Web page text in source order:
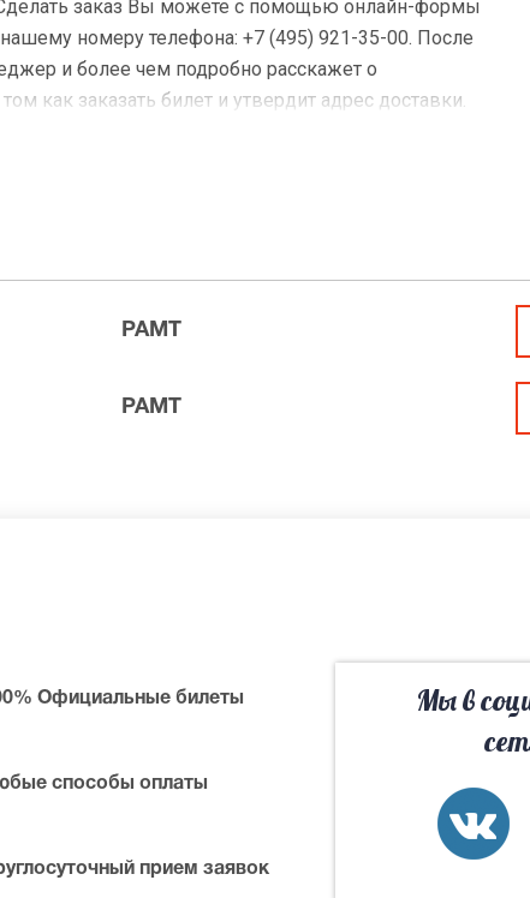
заказ Вы можете с помощью онлайн-формы
номеру телефона: +7 (495) 921-35-00. После
и более чем подробно расскажет о
как заказать билет и утвердит адрес доставки.
в течение не более 2-х часов. Бесплатная
метро или в пешей доступности. Оплатить заказ
call-центр и мы обязательно подберем Вам лучшие
РАМТ
РАМТ
Официальные билеты
способы оплаты
прием заявок
Мы в